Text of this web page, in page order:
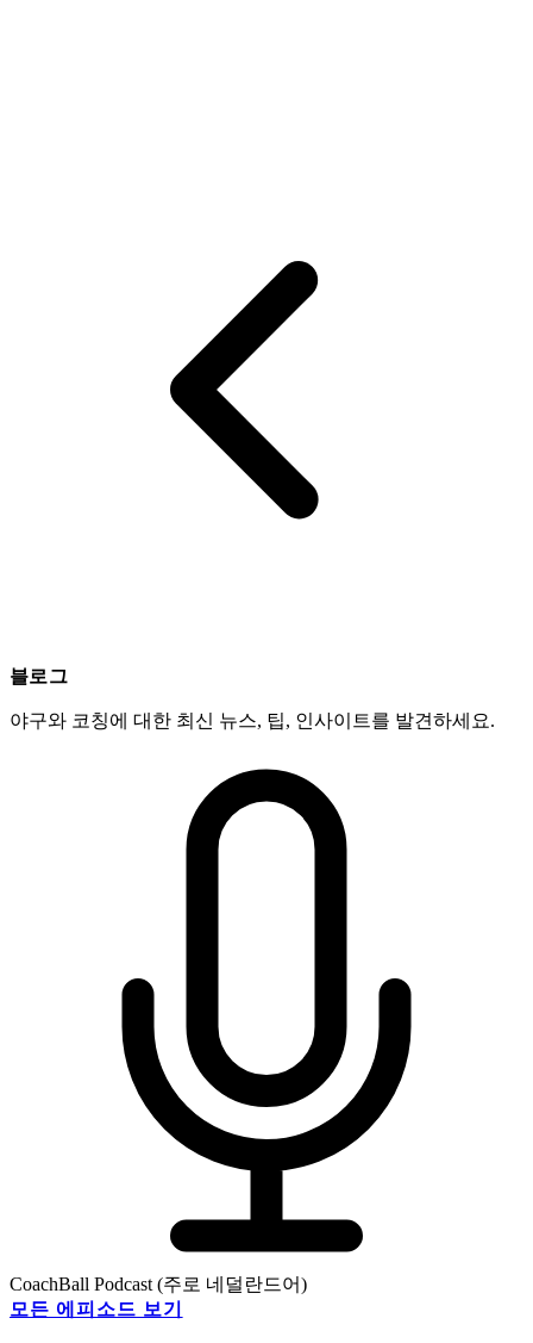
블로그
야구와 코칭에 대한 최신 뉴스, 팁, 인사이트를 발견하세요.
CoachBall Podcast (주로 네덜란드어)
모든 에피소드 보기